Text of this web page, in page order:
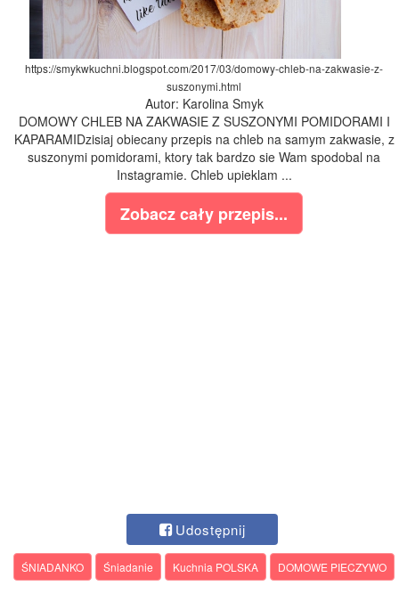
https://smykwkuchni.blogspot.com/2017/03/domowy-chleb-na-zakwasie-z-
suszonymi.html
Autor: Karolina Smyk
DOMOWY CHLEB NA ZAKWASIE Z SUSZONYMI POMIDORAMI I
KAPARAMIDzisiaj obiecany przepis na chleb na samym zakwasie, z
suszonymi pomidorami, ktory tak bardzo sie Wam spodobal na
Instagramie. Chleb upieklam ...
Zobacz cały przepis...
Udostępnij
ŚNIADANKO Śniadanie Kuchnia POLSKA DOMOWE PIECZYWO